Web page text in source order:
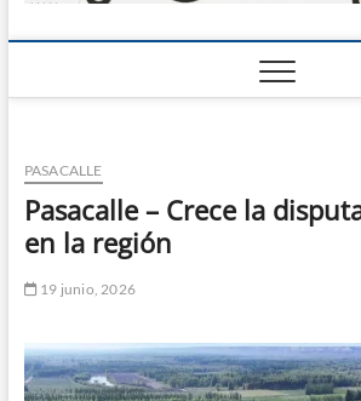
PASACALLE
Pasacalle – Crece la
en la región
19 junio, 2026